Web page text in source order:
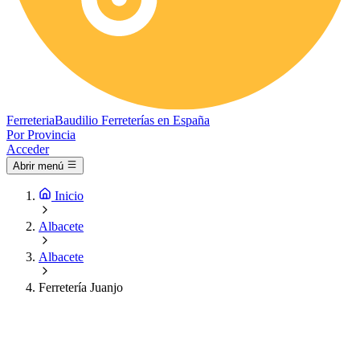
FerreteriaBaudilio Ferreterías en España
Por Provincia
Acceder
Abrir menú
Inicio
Albacete
Albacete
Ferretería Juanjo